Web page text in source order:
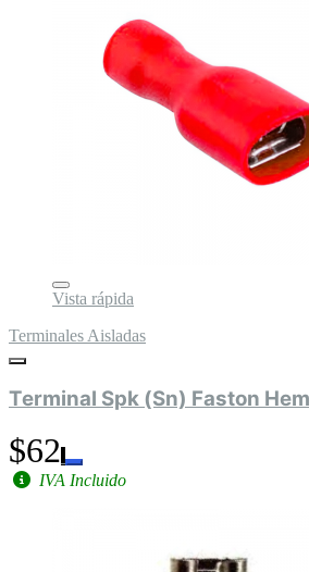
Vista rápida
Terminales Aisladas
Terminal Spk (Sn) Faston
$62
IVA Incluido